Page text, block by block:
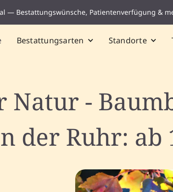
— Bestattungswünsche, Patientenverfügung &
Bestattungsarten Standorte
Natur -
der Ruhr: ab